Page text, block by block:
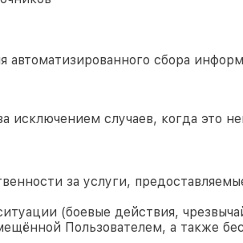
сбора
исключением случаев, когда это
за услуги,
(боевые действия,
Пользователем, а также